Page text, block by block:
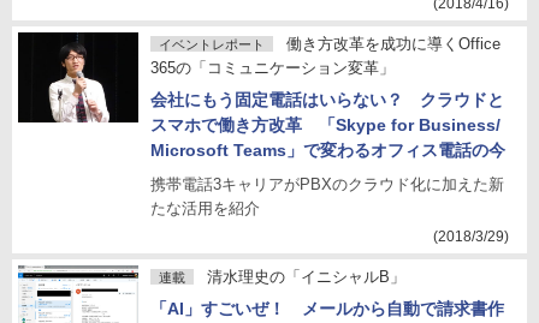
(2018/4/16)
イベントレポート
働き方改革を成功に導くOffice
365の「コミュニケーション変革」
会社にもう固定電話はいらない？ クラウドと
スマホで働き方改革 「Skype for Business/
Microsoft Teams」で変わるオフィス電話の今
携帯電話3キャリアがPBXのクラウド化に加えた新
たな活用を紹介
(2018/3/29)
連載 清水理史の「イニシャルB」
「AI」すごいぜ！ メールから自動で請求書作